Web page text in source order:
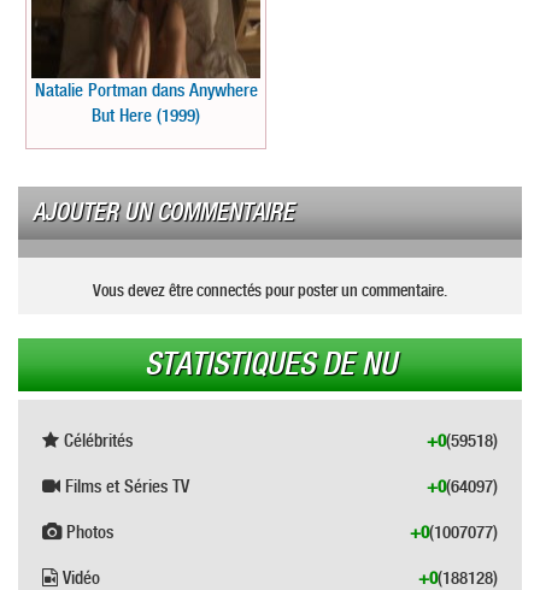
Natalie Portman dans Anywhere
But Here (1999)
AJOUTER UN COMMENTAIRE
Vous devez être connectés pour poster un commentaire.
STATISTIQUES DE NU
Célébrités (59518)
+0
Films et Séries TV (64097)
+0
Photos (1007077)
+0
Vidéo (188128)
+0